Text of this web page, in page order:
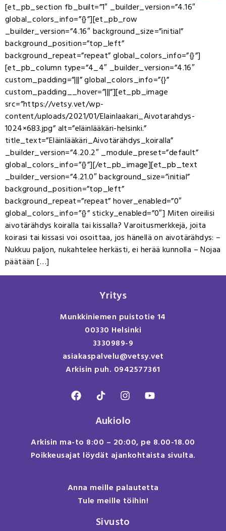
[et_pb_section fb_built=”1″ _builder_version=”4.16″
global_colors_info=”{}”][et_pb_row
_builder_version=”4.16″ background_size=”initial”
background_position=”top_left”
background_repeat=”repeat” global_colors_info=”{}”]
[et_pb_column type=”4_4″ _builder_version=”4.16″
custom_padding=”|||” global_colors_info=”{}”
custom_padding__hover=”|||”][et_pb_image
src=”https://vetsy.vet/wp-
content/uploads/2021/01/Elainlaakari_Aivotarahdys-
1024×683.jpg” alt=”eläinlääkäri-helsinki.”
title_text=”Eläinlääkäri_Aivotärähdys_koiralla”
_builder_version=”4.20.2″ _module_preset=”default”
global_colors_info=”{}”][/et_pb_image][et_pb_text
_builder_version=”4.21.0″ background_size=”initial”
background_position=”top_left”
background_repeat=”repeat” hover_enabled=”0″
global_colors_info=”{}” sticky_enabled=”0″] Miten oireilisi
aivotärähdys koiralla tai kissalla? Varoitusmerkkejä, joita
koirasi tai kissasi voi osoittaa, jos hänellä on aivotärähdys: –
Nukkuu paljon, nukahtelee herkästi, ei herää kunnolla – Nojaa
päätään […]
Yritys
Munkkiniemen puistotie 14
00330 Helsinki
3330989-9
asiakaspalvelu@vetsy.vet
Arkisin puh. 0942577361
Aukiolo
Arkisin ma-to 8:00 – 20:00, pe 8.00-18.00
Poikkeusajat löydät ajankohtaista sivulta.
Anna meille palautetta
Tule meille töihin!
Sivusto